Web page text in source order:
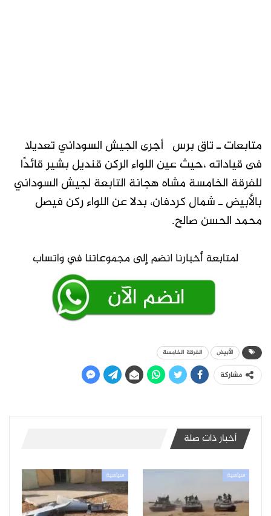
متابعات ـ تاق برس أجرى الجيش السوداني تعديلا
فى قياداته ،حيث عين اللواء الركن قنديل بشير قائدًا
للفرقة الخامسة مشاه هجانة التابعة لجيش السوداني
بالأبيض ـ شمال كردفان، بدلا عن اللواء ركن فيصل
محمد الحسن صالح.
الأبيض الفرقة الخامسة
مشاركة
أخبار ذات صلة
سياسية سياسية